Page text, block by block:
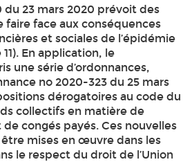
du 23 mars 2020 prévoit des
faire face aux conséquences
et sociales de l’épidémie
En application, le
une série d’ordonnances,
no 2020-323 du 25 mars
dérogatoires au code du
collectifs en matière de
congés payés. Ces nouvelles
mises en œuvre dans les
le respect du droit de l’Union